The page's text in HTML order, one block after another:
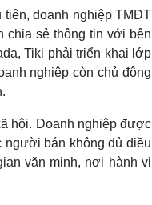
tiên, doanh nghiệp TMĐT
chia sẻ thông tin với bên
Tiki phải triển khai lớp
nghiệp còn chủ động
hội. Doanh nghiệp được
người bán không đủ điều
văn minh, nơi hành vi